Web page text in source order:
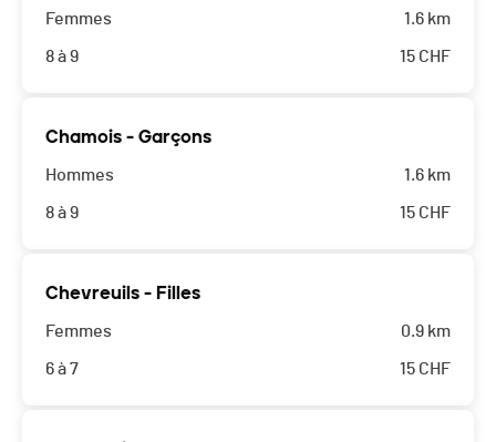
Femmes
8 à 9
1.6 km
15 CHF
Chamois - Garçons
Hommes
8 à 9
1.6 km
15 CHF
Chevreuils - Filles
Femmes
6 à 7
0.9 km
15 CHF